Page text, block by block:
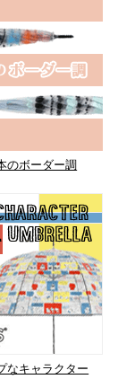
のボーダー調
なキャラクター